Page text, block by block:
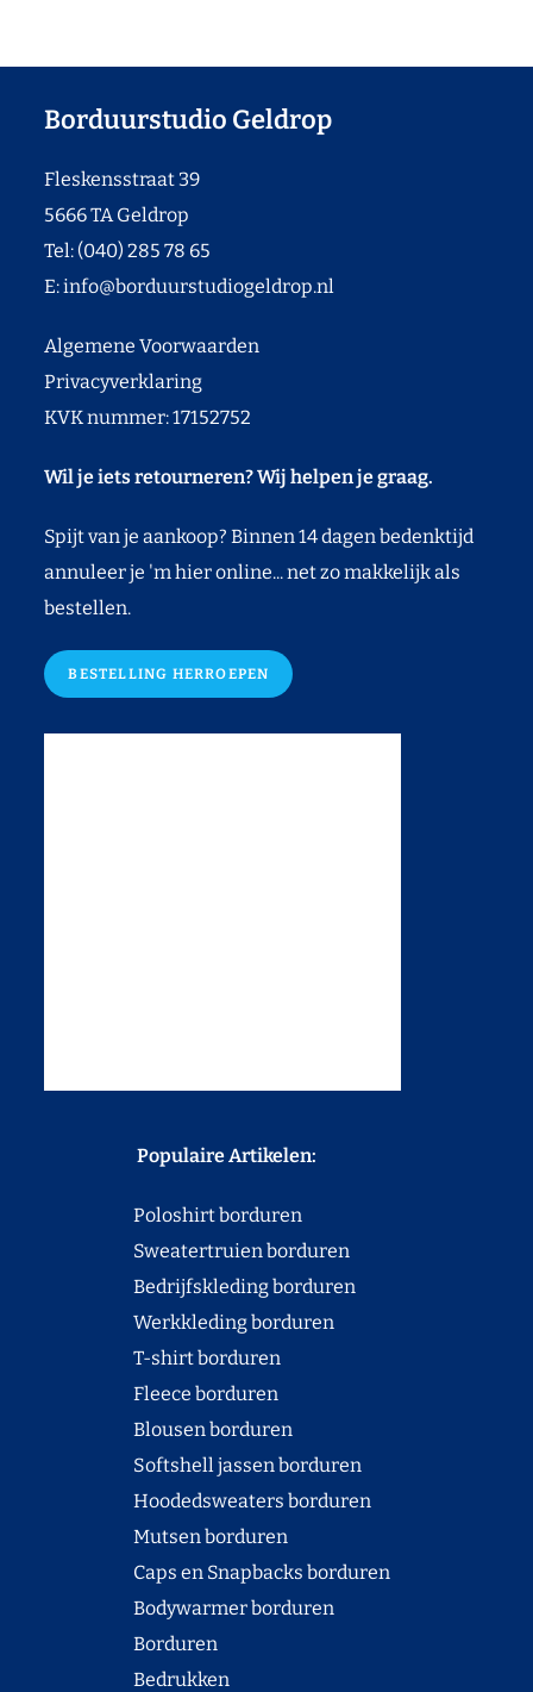
Borduurstudio Geldrop
Fleskensstraat 39
5666 TA Geldrop
Tel: (040) 285 78 65
E:info@borduurstudiogeldrop.nl
Algemene Voorwaarden
Privacyverklaring
KVK nummer: 17152752
Wil je iets retourneren? Wij helpen je graag.
Spijt van je aankoop? Binnen 14 dagen bedenktijd
annuleer je 'm hier online... net zo makkelijk als
bestellen.
BESTELLING HERROEPEN
Populaire Artikelen:
Poloshirt borduren
Sweatertruien borduren
Bedrijfskleding borduren
Werkkleding borduren
T-shirt borduren
Fleece borduren
Blousen borduren
Softshell jassen borduren
Hoodedsweaters borduren
Mutsen borduren
Caps en Snapbacks borduren
Bodywarmer borduren
Borduren
Bedrukken